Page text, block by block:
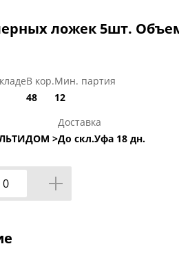
ложек 5шт.
В кор.
48
Мин. партия
12
>
Доставка
До скл.Уфа 18 дн.